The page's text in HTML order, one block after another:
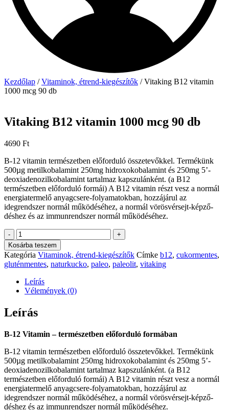
Kezdőlap /Vitaminok, étrend-kiegészítők / Vitaking B12 vitamin
1000 mcg 90 db
Vitaking B12 vitamin 1000 mcg 90 db
4690 Ft
B-12 vitamin természetben előforduló összetevőkkel. Termékünk
500µg metilkobalamint 250mg hidroxokobalamint és 250mg 5’-
deoxiadenozilkobalamint tartalmaz kapszulánként. (a B12
természetben előforduló formái) A B12 vitamin részt vesz a normál
energiatermelő anyagcsere-folyamatokban, hozzájárul az
idegrendszer normál működéséhez, a normál vörösvérsejt-képző­
déshez és az immunrendszer normál működéséhez.
-
Vitaking
B12
vitamin
1000
mcg
90
db
mennyiség
+
Kosárba teszem
Kategória Vitaminok, étrend-kiegészítők Címke b12, cukormentes,
gluténmentes, naturkucko, paleo, paleolit, vitaking
Leírás
Vélemények (0)
Leírás
B-12 Vitamin – természetben előforduló formában
B-12 vitamin természetben előforduló összetevőkkel. Termékünk
500µg metilkobalamint 250mg hidroxokobalamint és 250mg 5’-
deoxiadenozilkobalamint tartalmaz kapszulánként. (a B12
természetben előforduló formái) A B12 vitamin részt vesz a normál
energiatermelő anyagcsere-folyamatokban, hozzájárul az
idegrendszer normál működéséhez, a normál vörösvérsejt-képző­
déshez és az immunrendszer normál működéséhez.